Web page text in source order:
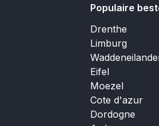
Populaire
Drenthe
Limburg
Eifel
Moezel
Cote d'azur
Dordogne